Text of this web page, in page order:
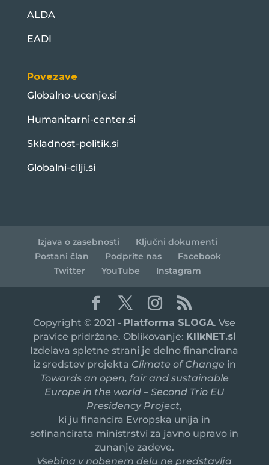
ALDA
EADI
Povezave
Globalno-ucenje.si
Humanitarni-center.si
Skladnost-politik.si
Globalni-cilji.si
Izjava o zasebnosti
Ključni dokumenti
Postani član
Podprite nas
Facebook
Twitter
YouTube Instagram
Copyright © 2021 - Platforma SLOGA. Vse
pravice pridržane. Oblikovanje: KlikNET.si
Izdelava spletne strani je delno financirana
iz sredstev projekta Climate of Change in
Towards an open, fair and sustainable
Europe in the world – Second Trio EU
Presidency Project,
ki ju financira Evropska unija in
sofinancirata ministrstvi za javno upravo in
zunanje zadeve.
Vsebina v nobenem delu ne predstavlja